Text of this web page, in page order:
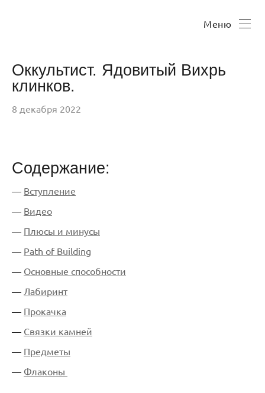
Меню
Оккультист. Ядовитый Вихрь
клинков.
8 декабря 2022
Содержание:
— Вступление
— Видео
— Плюсы и минусы
— Path of Building
— Основные способности
— Лабиринт
— Прокачка
— Связки камней
— Предметы
— Флаконы